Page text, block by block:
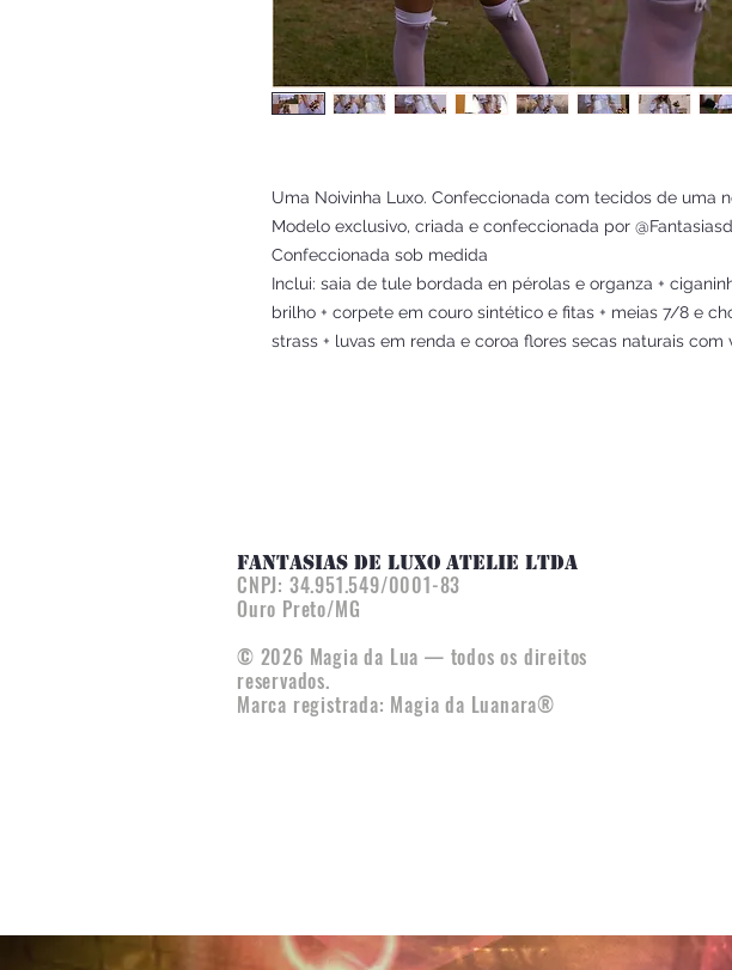
Uma Noivinha Luxo. Confeccionada com tecidos de uma
Modelo exclusivo, criada e confeccionada por
Confeccionada sob medida
Inclui: saia de tule bordada en pérolas e organza +
brilho + corpete em couro sintético e fitas + meias 7/8 e
strass + luvas em renda e coroa flores secas naturais com
FANTASIAS DE LUXO ATELIE LTDA
CNPJ: 34.951.549/0001-83
Ouro Preto/MG
© 2026 Magia da Lua — todos os direitos
reservados.
Marca registrada: Magia da Luanara®